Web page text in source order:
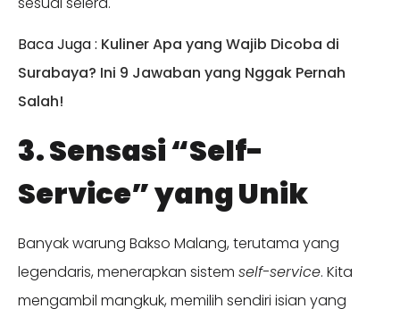
Baca Juga : Kuliner Apa yang Wajib Dicoba di
Surabaya? Ini 9 Jawaban yang Nggak Pernah
Salah!
3. Sensasi “Self-
Service” yang Unik
Banyak warung Bakso Malang, terutama yang
legendaris, menerapkan sistem self-service. Kita
mengambil mangkuk, memilih sendiri isian yang